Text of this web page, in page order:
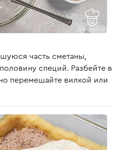
часть сметаны,
специй. Разбейте в
перемешайте вилкой или